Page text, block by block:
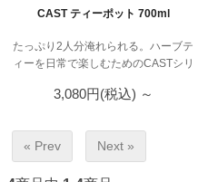
CAST ティーポット 700ml
たっぷり2人分淹れられる。ハーブテ
ィーを日常で楽しむためのCASTシリ
3,080円(税込) ～
« Prev Next »